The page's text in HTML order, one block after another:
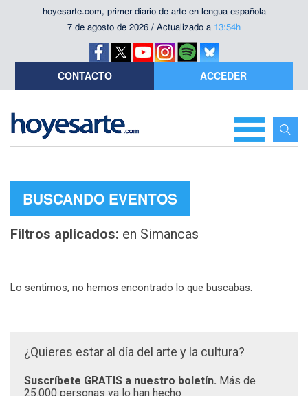
hoyesarte.com, primer diario de arte en lengua española
7 de agosto de 2026 / Actualizado a 13:54h
CONTACTO ACCEDER
BUSCANDO EVENTOS
Filtros aplicados: en Simancas
Lo sentimos, no hemos encontrado lo que buscabas.
¿Quieres estar al día del arte y la cultura?
Suscríbete GRATIS a nuestro boletín. Más de
25.000 personas ya lo han hecho